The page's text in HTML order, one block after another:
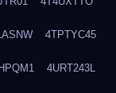
4TPTYC45
4URT243L